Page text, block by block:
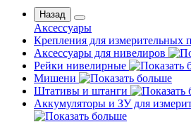
Назад
Аксессуары
Крепления для измерительных
Аксессуары для нивелиров
Рейки нивелирные
Мишени
Штативы и штанги
Аккумуляторы и ЗУ для